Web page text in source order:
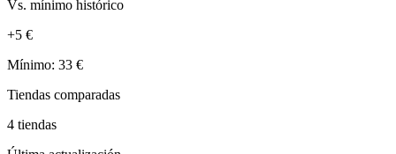
Vs. mínimo histórico
+5 €
Mínimo: 33 €
Tiendas comparadas
4 tiendas